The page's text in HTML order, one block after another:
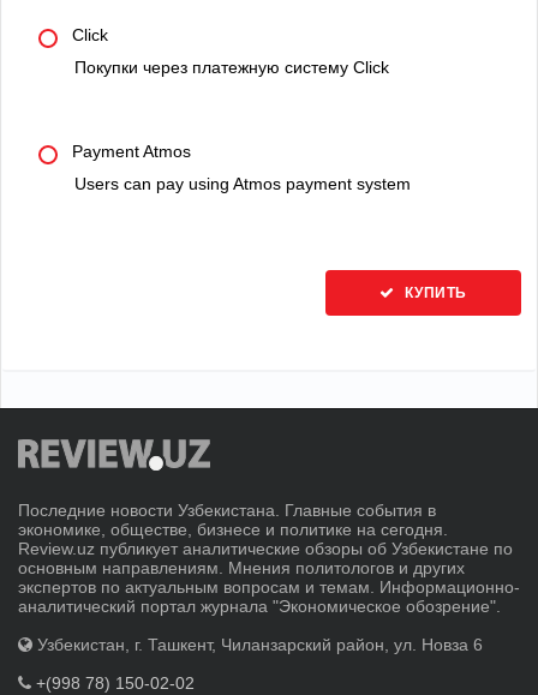
Click
Покупки через платежную систему Click
Payment Atmos
Users can pay using Atmos payment system
КУПИТЬ
Последние новости Узбекистана. Главные события в
экономике, обществе, бизнесе и политике на сегодня.
Review.uz публикует аналитические обзоры об Узбекистане по
основным направлениям. Мнения политологов и других
экспертов по актуальным вопросам и темам. Информационно-
аналитический портал журнала "Экономическое обозрение".
Узбекистан, г. Ташкент, Чиланзарский район, ул. Новза 6
+(998 78) 150-02-02